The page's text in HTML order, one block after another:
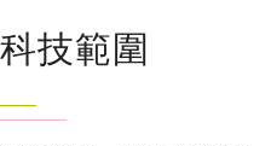
技範圍